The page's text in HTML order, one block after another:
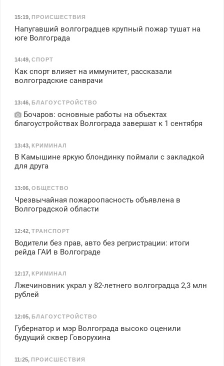
15:19, ПРОИСШЕСТВИЯ
Напугавший волгоградцев крупный пожар тушат на
юге Волгограда
14:49, СПОРТ
Как спорт влияет на иммунитет, рассказали
волгоградские санврачи
13:46, БЛАГОУСТРОЙСТВО
Бочаров: основные работы на объектах
благоустройствах Волгограда завершат к 1 сентября
13:43, КРИМИНАЛ
В Камышине яркую блондинку поймали с закладкой
для друга
13:06, ОБЩЕСТВО
Чрезвычайная пожароопасность объявлена в
Волгоградской области
12:42, ТРАНСПОРТ
Водители без прав, авто без регристрации: итоги
рейда ГАИ в Волгограде
12:17, КРИМИНАЛ
Лжечиновник украл у 82-летнего волгоградца 2,3 млн
рублей
12:05, БЛАГОУСТРОЙСТВО
Губернатор и мэр Волгограда высоко оценили
будущий сквер Говорухина
11:25, ПРОИСШЕСТВИЯ